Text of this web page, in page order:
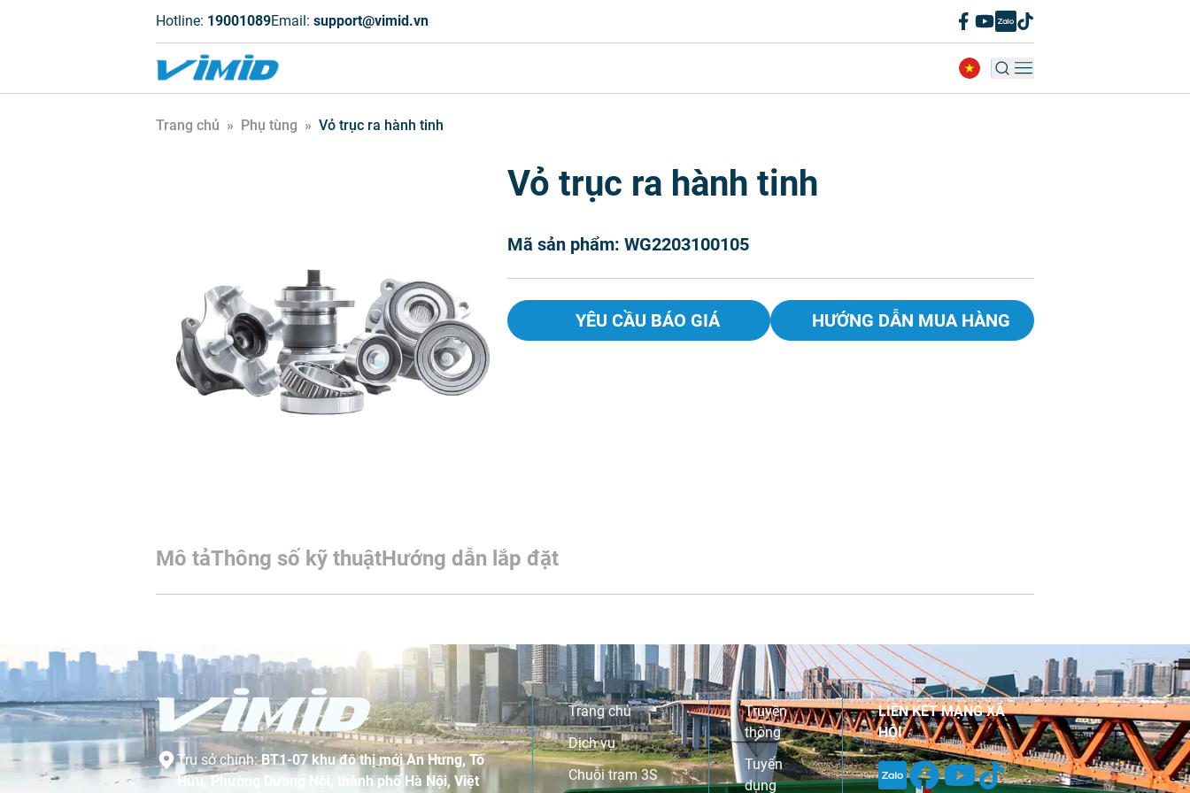
Hotline: 19001089Email: support@vimid.vn
Trang chủ » Phụ tùng » Vỏ trục ra hành tinh
Vỏ trục ra hành tinh
Mã sản phẩm: WG2203100105
YÊU CẦU BÁO GIÁ HƯỚNG DẪN MUA HÀNG
Mô tảThông số kỹ thuậtHướng dẫn lắp đặt
Trụ sở chính:BT1-07 khu đô thị mới An Hưng, Tố
Hữu, Phường Dương Nội, thành phố Hà Nội, Việt
Trang chủ
Dịch vụ
Chuỗi trạm 3S
Truyền
thông
Tuyển
dụng
LIÊN KẾT MẠNG XÃ
HỘI